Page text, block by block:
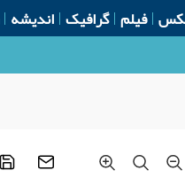
فیلم گرافیک اندیشه